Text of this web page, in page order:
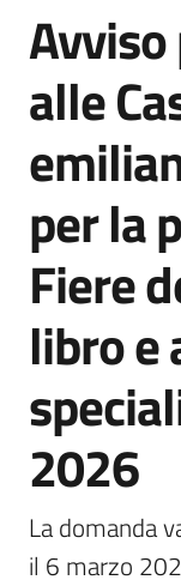
Servizi
Leggi
Atti
Bandi
Menu selezionato
Piani
Programmi
Progetti
Mediateca
Giuseppe
Guglielmi
Salta al contenuto
alle
per la
Fiere
libro e
2026
La domanda
il 6 marzo